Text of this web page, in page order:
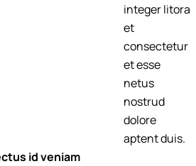
integer litora
et
consectetur
et esse
netus
nostrud
dolore
aptent duis.
id veniam